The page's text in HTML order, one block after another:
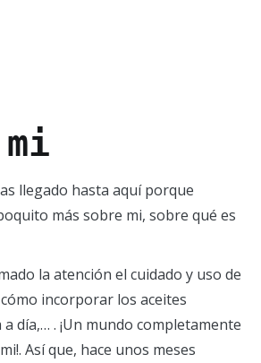
llegado hasta aquí porque
más sobre mi, sobre qué es
la atención el cuidado y uso de
incorporar los aceites
día,… . ¡Un mundo completamente
Así que, hace unos meses